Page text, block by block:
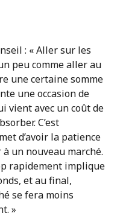
: « Aller sur les
peu comme aller au
une certaine somme
une occasion de
vient avec un coût de
C’est
d’avoir la patience
un nouveau marché.
rapidement implique
et au final,
se fera moins
»